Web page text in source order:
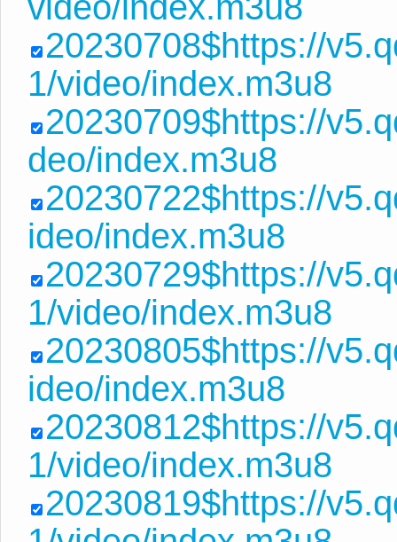
20230708$https://
1/video/index.m3u8
20230709$https://
deo/index.m3u8
20230722$https://
ideo/index.m3u8
20230729$https://
1/video/index.m3u8
20230805$https://
ideo/index.m3u8
20230812$https://
1/video/index.m3u8
20230819$https://